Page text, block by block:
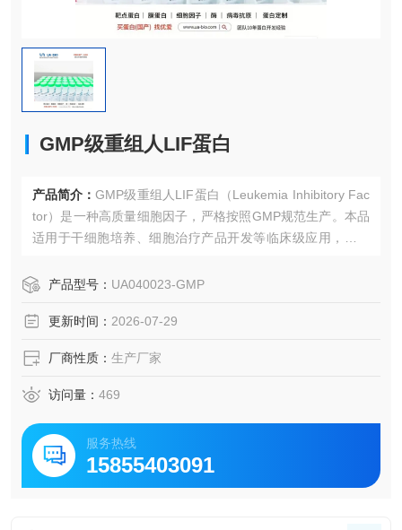
GMP级重组人LIF蛋白
产品简介： GMP级重组人LIF蛋白（Leukemia Inhibitory Fac
tor）是一种高质量细胞因子，严格按照GMP规范生产。本品
适用于干细胞培养、细胞治疗产品开发等临床级应用，具有
产品型号： UA040023-GMP
更新时间： 2026-07-29
厂商性质： 生产厂家
访问量： 469
服务热线
15855403091